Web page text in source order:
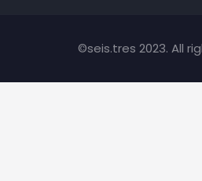
©seis.tres 2023. All